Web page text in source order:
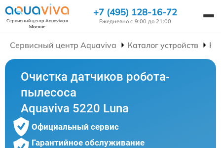
Сервисный центр Aquavivaв
Москве
+7 (495) 128-16-72
Ежедневно с 9:00 до 21:00
Сервисный центр Aquaviva Каталог устройств
Очистка датчиков робота-
пылесоса
Aquaviva 5220 Luna
Официальный сервис
Гарантийное обслуживание